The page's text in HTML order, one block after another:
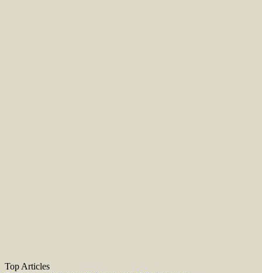
Top Articles